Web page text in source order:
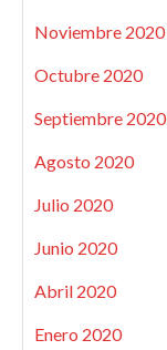
Noviembre 2020
Octubre 2020
Septiembre 2020
Agosto 2020
Julio 2020
Junio 2020
Abril 2020
Enero 2020